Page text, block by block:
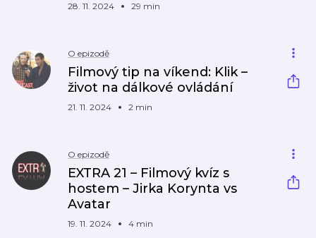
28. 11. 2024 29 min
O epizodě
Filmový tip na víkend: Klik –
život na dálkové ovládání
21. 11. 2024 2 min
O epizodě
EXTRA 21 – Filmový kvíz s
hostem – Jirka Korynta vs
Avatar
19. 11. 2024 4 min